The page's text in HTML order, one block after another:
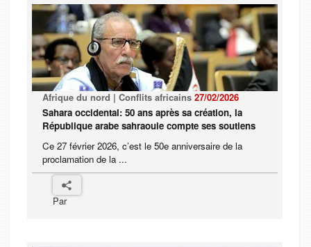
Afrique du nord | Conflits africains 27/02/2026
Sahara occidental: 50 ans après sa création, la
République arabe sahraouie compte ses soutiens
Ce 27 février 2026, c’est le 50e anniversaire de la
proclamation de la ...
Par